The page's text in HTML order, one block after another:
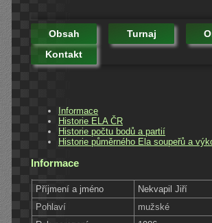
Obsah Turnaj
Kontakt
Informace
Historie ELA ČR
Historie počtu bodů a partií
Historie půměrného Ela soupeřů a
Informace
Příjmení a jméno
Nekvapil Jiří
Pohlaví
mužské